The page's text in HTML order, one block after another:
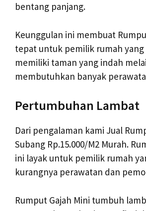
bentang panjang.
Keunggulan ini membuat
tepat untuk pemilik rumah
memiliki taman yang indah
membutuhkan banyak
Pertumbuhan Lambat
Dari pengalaman kami Jual
Subang Rp.15.000/M2 Murah.
ini layak untuk pemilik rumah
kurangnya perawatan dan
Rumput Gajah Mini tumbuh